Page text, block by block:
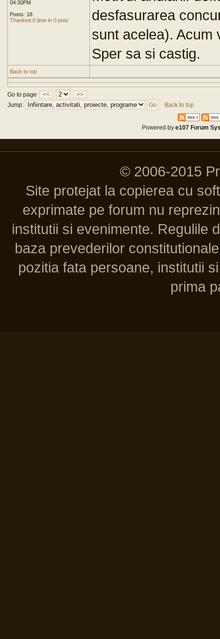
04:30PM
Posts: 18
Thanked 0 time in 0 post
desfasurarea
sunt acelea). Acum
Sper sa si castig.
Back to top
Go to page <<
>>
Jump:
Back to top
Powered bye107 Forum
© 2006-2015
Site protejat la copierea cu
exprimate pe forum nu
institutii si evenimente. Regulile
baza prevederilor
pozitia fata persoane, institutii
prima